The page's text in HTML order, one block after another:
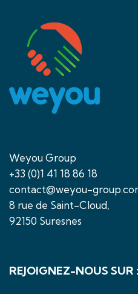
Weyou Group
+33 (0)1 41 18 86 18
contact@weyou-
8 rue de Saint-Cloud,
92150 Suresnes
REJOIGNEZ-NOUS SUR :